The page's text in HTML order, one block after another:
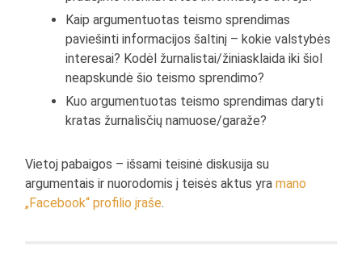
Kaip argumentuotas teismo sprendimas
paviešinti informacijos šaltinį – kokie valstybės
interesai? Kodėl žurnalistai/žiniasklaida iki šiol
neapskundė šio teismo sprendimo?
Kuo argumentuotas teismo sprendimas daryti
kratas žurnalisčių namuose/garaže?
Vietoj pabaigos – išsami teisinė diskusija su
argumentais ir nuorodomis į teisės aktus yramano
„Facebook“ profilio įraše.